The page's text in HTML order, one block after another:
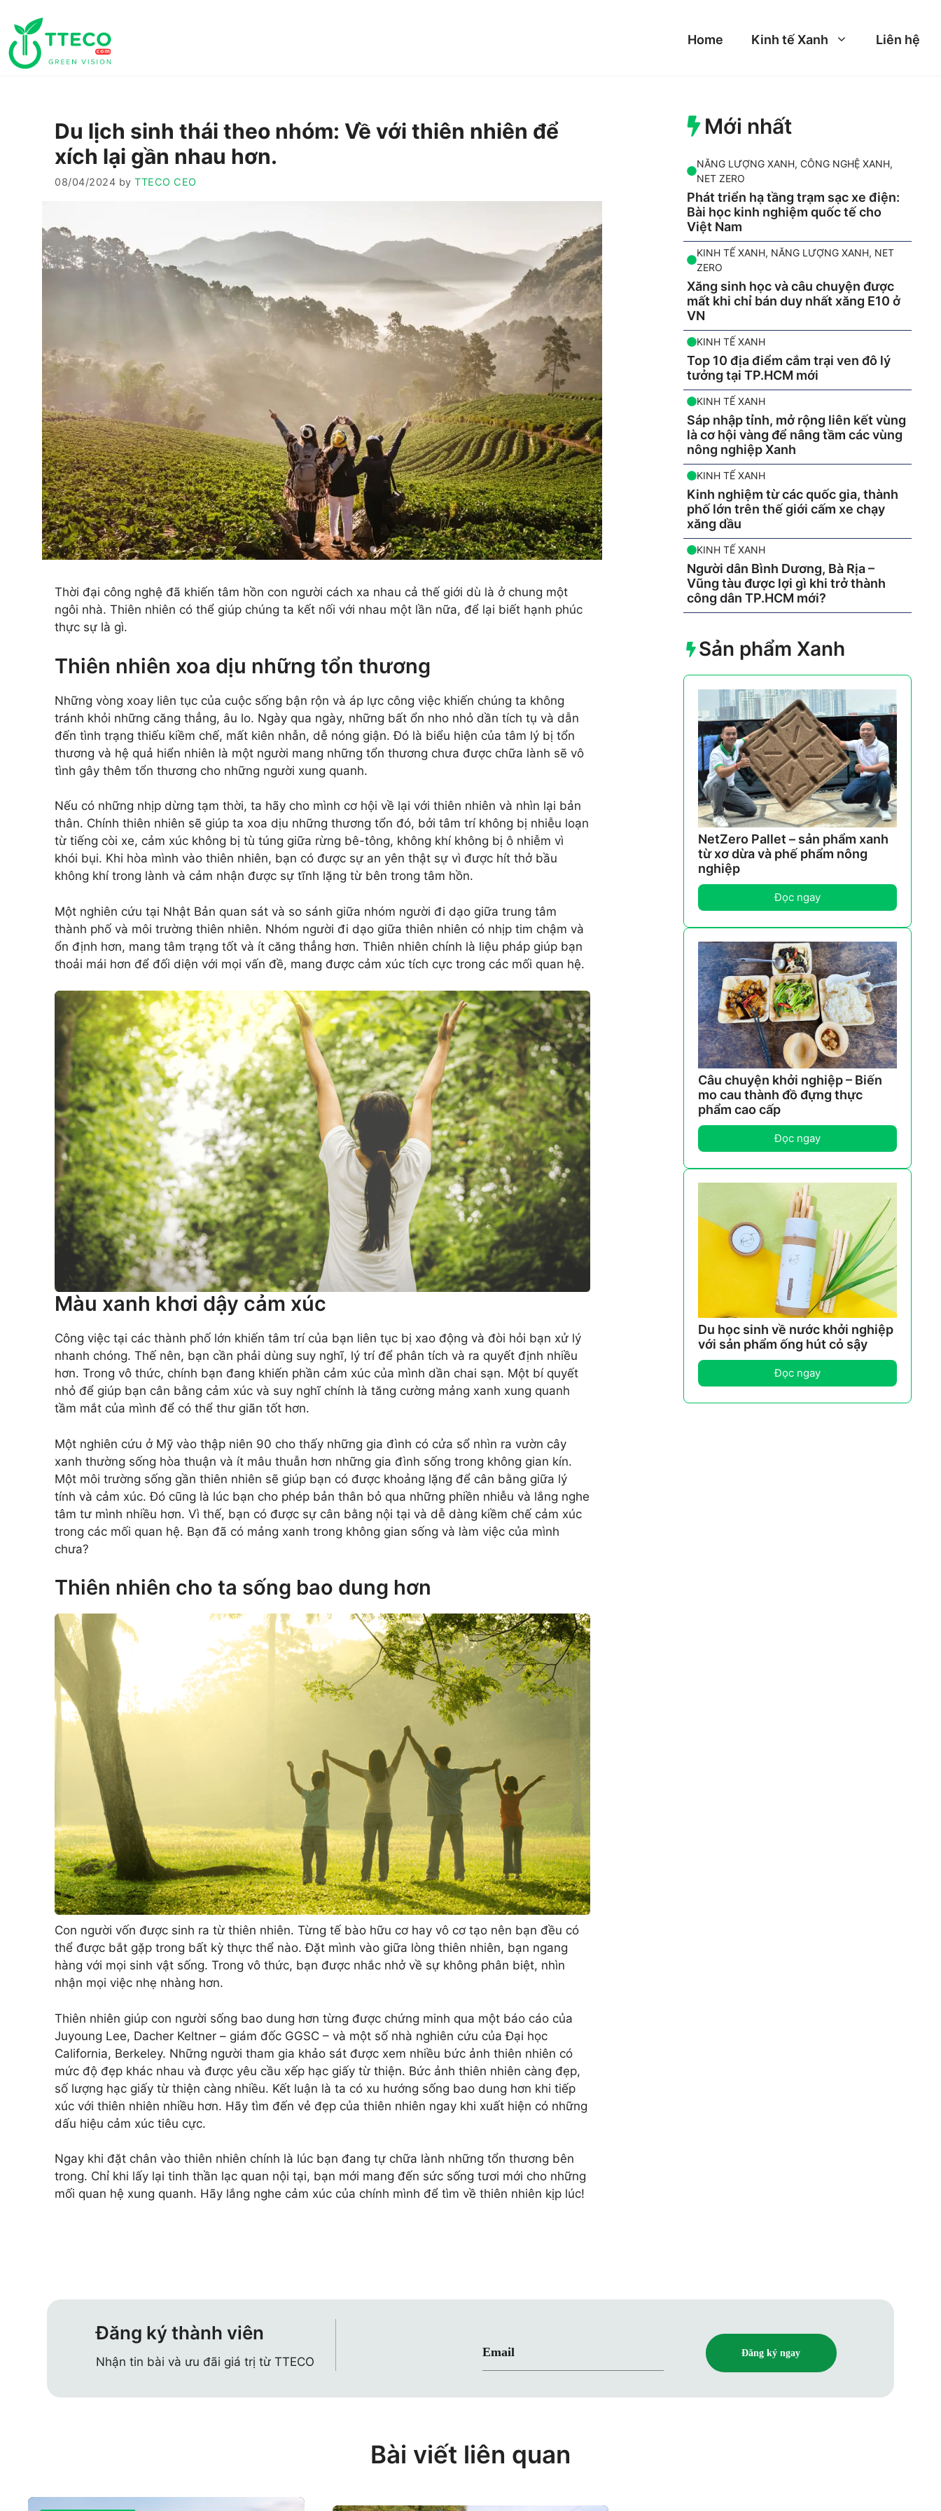
content
Home Kinh tế Xanh Liên hệ
Du lịch sinh thái theo nhóm: Về với thiên nhiên để
xích lại gần nhau hơn.
08/04/2024 by TTECO CEO
Thời đại công nghệ đã khiến tâm hồn con người cách xa nhau cả thế giới dù là ở chung một
ngôi nhà. Thiên nhiên có thể giúp chúng ta kết nối với nhau một lần nữa, để lại biết hạnh phúc
thực sự là gì.
Thiên nhiên xoa dịu những tổn thương
Những vòng xoay liên tục của cuộc sống bận rộn và áp lực công việc khiến chúng ta không
tránh khỏi những căng thẳng, âu lo. Ngày qua ngày, những bất ổn nho nhỏ dần tích tụ và dẫn
đến tình trạng thiếu kiềm chế, mất kiên nhẫn, dễ nóng giận. Đó là biểu hiện của tâm lý bị tổn
thương và hệ quả hiển nhiên là một người mang những tổn thương chưa được chữa lành sẽ vô
tình gây thêm tổn thương cho những người xung quanh.
Nếu có những nhịp dừng tạm thời, ta hãy cho mình cơ hội về lại với thiên nhiên và nhìn lại bản
thân. Chính thiên nhiên sẽ giúp ta xoa dịu những thương tổn đó, bởi tâm trí không bị nhiễu loạn
từ tiếng còi xe, cảm xúc không bị tù túng giữa rừng bê-tông, không khí không bị ô nhiễm vì
khói bụi. Khi hòa mình vào thiên nhiên, bạn có được sự an yên thật sự vì được hít thở bầu
không khí trong lành và cảm nhận được sự tĩnh lặng từ bên trong tâm hồn.
Một nghiên cứu tại Nhật Bản quan sát và so sánh giữa nhóm người đi dạo giữa trung tâm
thành phố và môi trường thiên nhiên. Nhóm người đi dạo giữa thiên nhiên có nhịp tim chậm và
ổn định hơn, mang tâm trạng tốt và ít căng thẳng hơn. Thiên nhiên chính là liệu pháp giúp bạn
thoải mái hơn để đối diện với mọi vấn đề, mang được cảm xúc tích cực trong các mối quan hệ.
Màu xanh khơi dậy cảm xúc
Công việc tại các thành phố lớn khiến tâm trí của bạn liên tục bị xao động và đòi hỏi bạn xử lý
nhanh chóng. Thế nên, bạn cần phải dùng suy nghĩ, lý trí để phân tích và ra quyết định nhiều
hơn. Trong vô thức, chính bạn đang khiến phần cảm xúc của mình dần chai sạn. Một bí quyết
nhỏ để giúp bạn cân bằng cảm xúc và suy nghĩ chính là tăng cường mảng xanh xung quanh
tầm mắt của mình để có thể thư giãn tốt hơn.
Một nghiên cứu ở Mỹ vào thập niên 90 cho thấy những gia đình có cửa sổ nhìn ra vườn cây
xanh thường sống hòa thuận và ít mâu thuẫn hơn những gia đình sống trong không gian kín.
Một môi trường sống gần thiên nhiên sẽ giúp bạn có được khoảng lặng để cân bằng giữa lý
tính và cảm xúc. Đó cũng là lúc bạn cho phép bản thân bỏ qua những phiền nhiễu và lắng nghe
tâm tư mình nhiều hơn. Vì thế, bạn có được sự cân bằng nội tại và dễ dàng kiềm chế cảm xúc
trong các mối quan hệ. Bạn đã có mảng xanh trong không gian sống và làm việc của mình
chưa?
Thiên nhiên cho ta sống bao dung hơn
Con người vốn được sinh ra từ thiên nhiên. Từng tế bào hữu cơ hay vô cơ tạo nên bạn đều có
thể được bắt gặp trong bất kỳ thực thể nào. Đặt mình vào giữa lòng thiên nhiên, bạn ngang
hàng với mọi sinh vật sống. Trong vô thức, bạn được nhắc nhở về sự không phân biệt, nhìn
nhận mọi việc nhẹ nhàng hơn.
Thiên nhiên giúp con người sống bao dung hơn từng được chứng minh qua một báo cáo của
Juyoung Lee, Dacher Keltner – giám đốc GGSC – và một số nhà nghiên cứu của Đại học
California, Berkeley. Những người tham gia khảo sát được xem nhiều bức ảnh thiên nhiên có
mức độ đẹp khác nhau và được yêu cầu xếp hạc giấy từ thiện. Bức ảnh thiên nhiên càng đẹp,
số lượng hạc giấy từ thiện càng nhiều. Kết luận là ta có xu hướng sống bao dung hơn khi tiếp
xúc với thiên nhiên nhiều hơn. Hãy tìm đến vẻ đẹp của thiên nhiên ngay khi xuất hiện có những
dấu hiệu cảm xúc tiêu cực.
Ngay khi đặt chân vào thiên nhiên chính là lúc bạn đang tự chữa lành những tổn thương bên
trong. Chỉ khi lấy lại tinh thần lạc quan nội tại, bạn mới mang đến sức sống tươi mới cho những
mối quan hệ xung quanh. Hãy lắng nghe cảm xúc của chính mình để tìm về thiên nhiên kịp lúc!
Mới nhất
NĂNG LƯỢNG XANH,CÔNG NGHỆ XANH,
NET ZERO
Phát triển hạ tầng trạm sạc xe điện:
Bài học kinh nghiệm quốc tế cho
Việt Nam
KINH TẾ XANH, NĂNG LƯỢNG XANH, NET
ZERO
Xăng sinh học và câu chuyện được
mất khi chỉ bán duy nhất xăng E10 ở
VN
KINH TẾ XANH
Top 10 địa điểm cắm trại ven đô lý
tưởng tại TP.HCM mới
KINH TẾ XANH
Sáp nhập tỉnh, mở rộng liên kết vùng
là cơ hội vàng để nâng tầm các vùng
nông nghiệp Xanh
KINH TẾ XANH
Kinh nghiệm từ các quốc gia, thành
phố lớn trên thế giới cấm xe chạy
xăng dầu
KINH TẾ XANH
Người dân Bình Dương, Bà Rịa –
Vũng tàu được lợi gì khi trở thành
công dân TP.HCM mới?
Sản phẩm Xanh
NetZero Pallet – sản phẩm xanh
từ xơ dừa và phế phẩm nông
nghiệp
Đọc ngay
Câu chuyện khởi nghiệp – Biến
mo cau thành đồ đựng thực
phẩm cao cấp
Đọc ngay
Du học sinh về nước khởi nghiệp
với sản phẩm ống hút cỏ sậy
Đọc ngay
Đăng ký thành viên
Nhận tin bài và ưu đãi giá trị từ TTECO
Đăng ký ngay
Bài viết liên quan